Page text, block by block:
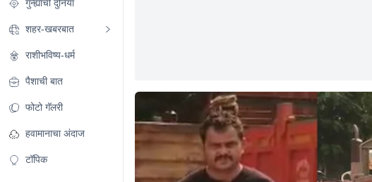
गुन्ह्यांची दुनिया
शहर-खबरबात
राशीभविष्य-धर्म
पैशाची बात
फोटो गॅलरी
हवामानाचा अंदाज
टॉपिक